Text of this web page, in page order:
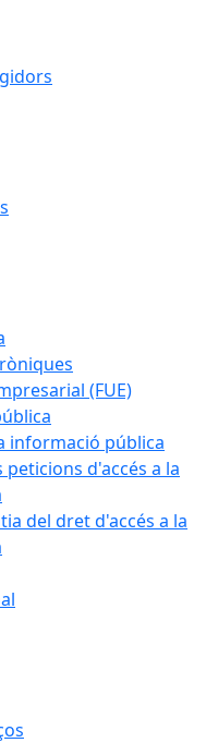
(FUE)
informació pública
d'accés a la
del dret d'accés a la